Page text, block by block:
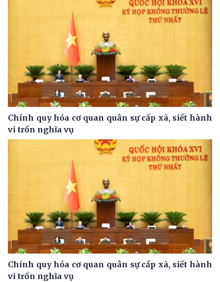
Chính quy hóa cơ quan quân sự cấp xã, siết hành
vi trốn nghĩa vụ
Chính quy hóa cơ quan quân sự cấp xã, siết hành
vi trốn nghĩa vụ